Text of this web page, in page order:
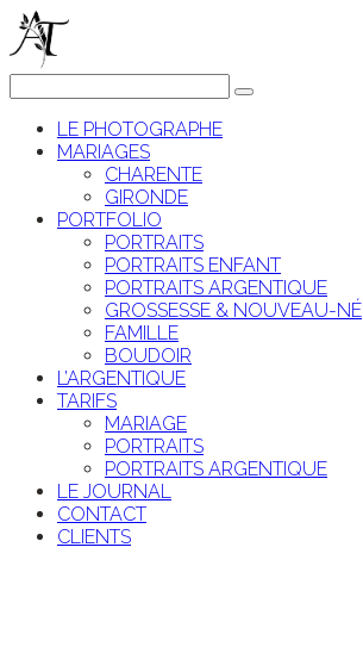
LE PHOTOGRAPHE
MARIAGES
CHARENTE
GIRONDE
PORTFOLIO
PORTRAITS
PORTRAITS ENFANT
PORTRAITS ARGENTIQUE
GROSSESSE & NOUVEAU-NÉ
FAMILLE
BOUDOIR
L’ARGENTIQUE
TARIFS
MARIAGE
PORTRAITS
PORTRAITS ARGENTIQUE
LE JOURNAL
CONTACT
CLIENTS